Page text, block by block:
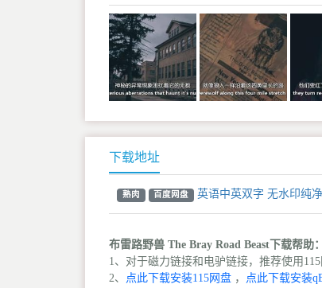
下载地址
熟肉 百度网盘 英语中英双字 无水印纯
布雷路野兽 The Bray Road Beast下载帮助：
1、对于磁力链接和电驴链接，推荐使用
2、 点此下载安装115网盘 ， 点此下载安装